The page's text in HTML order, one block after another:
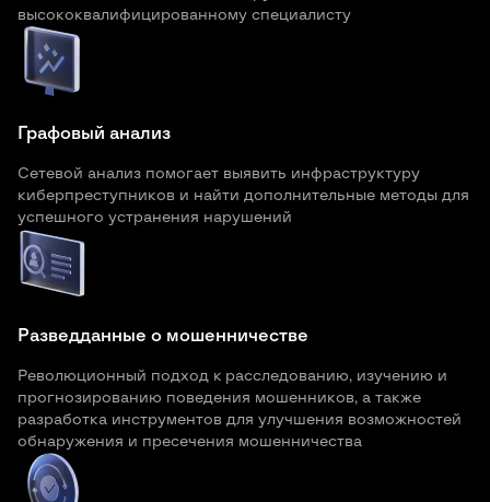
высококвалифицированному специалисту
Графовый анализ
Сетевой анализ помогает выявить инфраструктуру
киберпреступников и найти дополнительные методы для
успешного устранения нарушений
Разведданные о мошенничестве
Революционный подход к расследованию, изучению и
прогнозированию поведения мошенников, а также
разработка инструментов для улучшения возможностей
обнаружения и пресечения мошенничества